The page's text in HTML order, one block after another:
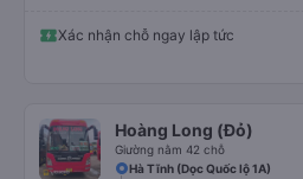
Xác nhận chỗ ngay lập tức
Hoàng Long (Đỏ)
Giường nằm 42 chỗ
Hà Tĩnh (Dọc Quốc lộ 1A)